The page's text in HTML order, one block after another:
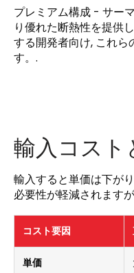
プレミアム構成 - サー
り優れた断熱性を提供
する開発者向け, これ
す。.
輸入コスト
輸入すると単価は下が
必要性が軽減されます
コスト要因
単価